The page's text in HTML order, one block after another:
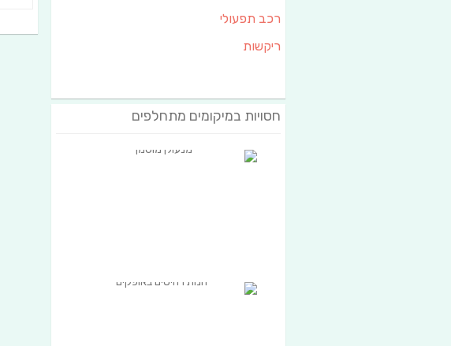
רכב תפעולי
ריקשות
חסויות במיקומים מתחלפים